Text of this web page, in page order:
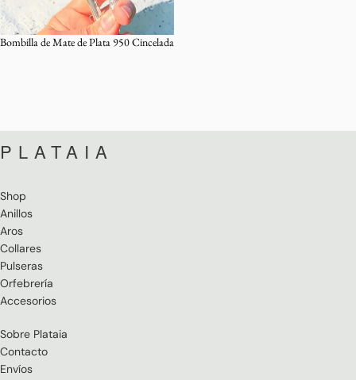
Bombilla de Mate de Plata 950 Cincelada
PLATAIA
Shop
Anillos
Aros
Collares
Pulseras
Orfebrería
Accesorios
Sobre Plataia
Contacto
Envíos